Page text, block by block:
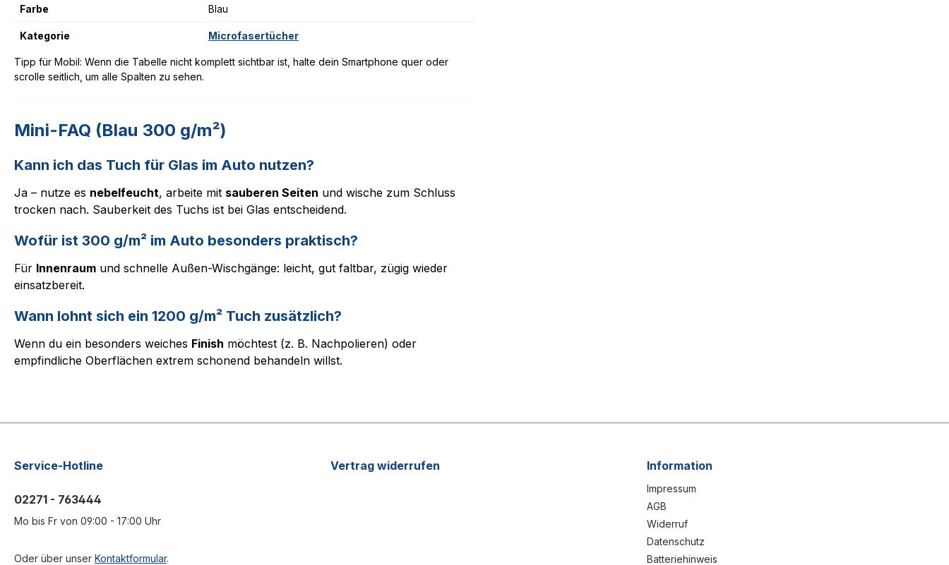
Farbe Blau
Kategorie Microfasertücher
Tipp für Mobil: Wenn die Tabelle nicht komplett sichtbar ist, halte dein Smartphone quer oder
scrolle seitlich, um alle Spalten zu sehen.
Mini-FAQ (Blau 300 g/m²)
Kann ich das Tuch für Glas im Auto nutzen?
Ja – nutze es nebelfeucht, arbeite mit sauberen Seiten und wische zum Schluss
trocken nach. Sauberkeit des Tuchs ist bei Glas entscheidend.
Wofür ist 300 g/m² im Auto besonders praktisch?
Für Innenraum und schnelle Außen-Wischgänge: leicht, gut faltbar, zügig wieder
einsatzbereit.
Wann lohnt sich ein 1200 g/m² Tuch zusätzlich?
Wenn du ein besonders weiches Finish möchtest (z. B. Nachpolieren) oder
empfindliche Oberflächen extrem schonend behandeln willst.
Service-Hotline
02271 - 763444
Mo bis Fr von 09:00 - 17:00 Uhr
Oder über unser Kontaktformular.
Vertrag widerrufen Information
Impressum
AGB
Widerruf
Datenschutz
Batteriehinweis